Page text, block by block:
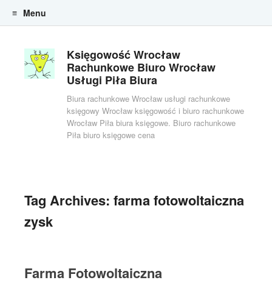
Księgowość Wrocław
Rachunkowe Biuro Wrocław
Usługi Piła Biura
Biura rachunkowe Wrocław usługi rachunkowe
księgowy Wrocław księgowość i biuro rachunkowe
Wrocław Piła biura księgowe. Biuro rachunkowe
Piła biuro księgowe cena
Menu
Tag Archives: farma fotowoltaiczna
zysk
Farma Fotowoltaiczna